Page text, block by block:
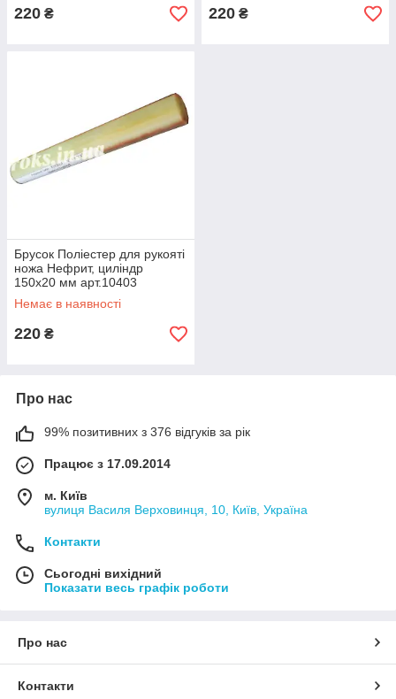
220 ₴ 220 ₴
Брусок Поліестер для рукояті
ножа Нефрит, циліндр
150х20 мм арт.10403
Немає в наявності
220 ₴
Про нас
99% позитивних з 376 відгуків за рік
Працює з 17.09.2014
м. Київ
вулиця Василя Верховинця, 10, Київ, Україна
Контакти
Сьогодні вихідний
Показати весь графік роботи
Про нас
Контакти